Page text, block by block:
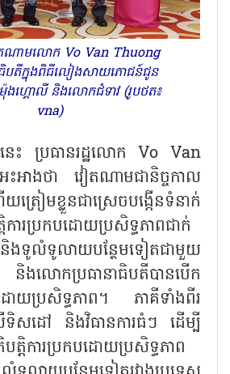
ៀតណាមលោក Vo Van Thuong
បតីក្នុងពិធីលៀងសាយភោជន៍ជូន
ងហ្គោលី និងលោកជំទាវ (រូបថត៖
vna)
នេះ ប្រធានរដ្ឋលោក Vo Van
អាងថា វៀតណាមជានិច្ចកាល
ខ្លួនជាស្រេចបង្កើនទំនាក់
ារប្រកបដោយប្រសិទ្ធភាពជាក់
លាយបន្ថែមទៀតជាមួយ
ងលោកប្រធានាធិបតីបានបើក
ោយប្រសិទ្ធភាព។ ភាគីទាំងពីរ
ើទិសដៅ និងវិធានការធំៗ ដើម្បី
តិការប្រកបដោយប្រសិទ្ធភាព